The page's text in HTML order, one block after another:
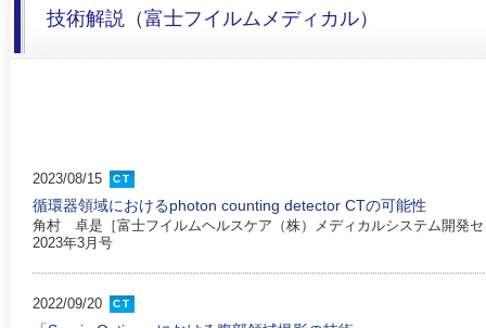
技術解説（富士フイルムメディカル）
2023/08/15 CT
循環器領域におけるphoton counting detector CTの可能性
角村 卓是［富士フイルムヘルスケア（株）メディカルシステム開発
2023年3月号
2022/09/20 CT